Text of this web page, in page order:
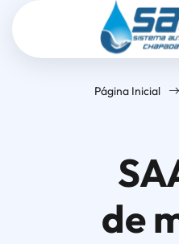
Seção
de
atalhos
e
para
o
conteúdo
para
menu
[alt+2]
Seção
do
menu
principal
Página Inicial
de